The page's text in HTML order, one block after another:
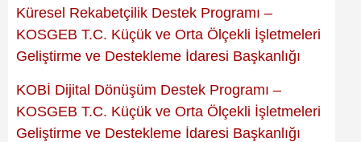
Küresel Rekabetçilik Destek Programı –
KOSGEB T.C. Küçük ve Orta Ölçekli İşletmeleri
Geliştirme ve Destekleme İdaresi Başkanlığı
KOBİ Dijital Dönüşüm Destek Programı –
KOSGEB T.C. Küçük ve Orta Ölçekli İşletmeleri
Geliştirme ve Destekleme İdaresi Başkanlığı